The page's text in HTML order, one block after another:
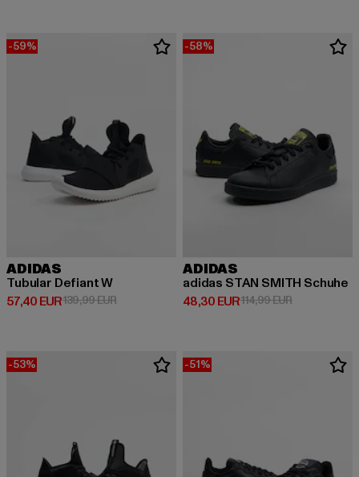
-59%
ADIDAS
Tubular Defiant W
57,40 EUR
Derzeitiger Preis: 57,40 EUR
139,99 EURAktionspreis: 139,99 EUR
-58%
ADIDAS
adidas STAN SMITH Schuhe
48,30 EUR
Derzeitiger Preis: 48,30 EUR
114,99 EURAktionspreis:
-53% -51%